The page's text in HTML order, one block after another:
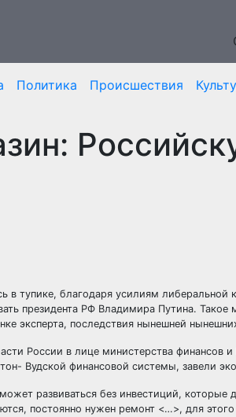
Политика Происшествия
в тупике, благодаря усилиям
президента РФ Владимира Путина.
эксперта, последствия нынешней
России в лице министерства
Вудской финансовой системы, завели
развиваться без инвестиций,
постоянно нужен ремонт <…>, для